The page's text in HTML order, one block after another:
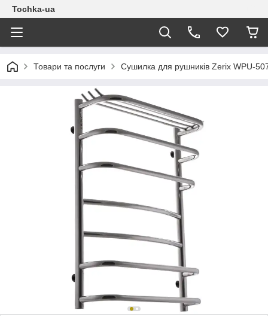
Tochka-ua
Товари та послуги Сушилка для рушників Zerix WPU-